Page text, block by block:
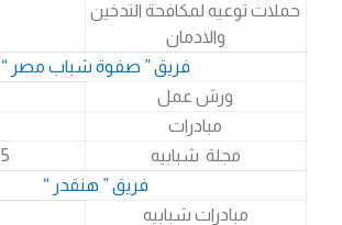
حملات توعيه لمكافحة التدخين
والادمان
فريق ” صفوة شباب مصر “
ورش عمل
مبادرات
مجلة شبابيه
5 أعداد
فريق ” هنقدر “
مبادرات شبابيه